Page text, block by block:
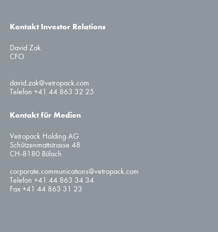
Kontakt Investor Relations
David Zak
CFO
david.zak@vetropack.com
Telefon +41 44 863 32 25
Kontakt für Medien
Vetropack Holding AG
Schützenmattstrasse 48
CH-8180 Bülach
corporate.communications@vetropack.com
Telefon +41 44 863 34 34
Fax +41 44 863 31 23